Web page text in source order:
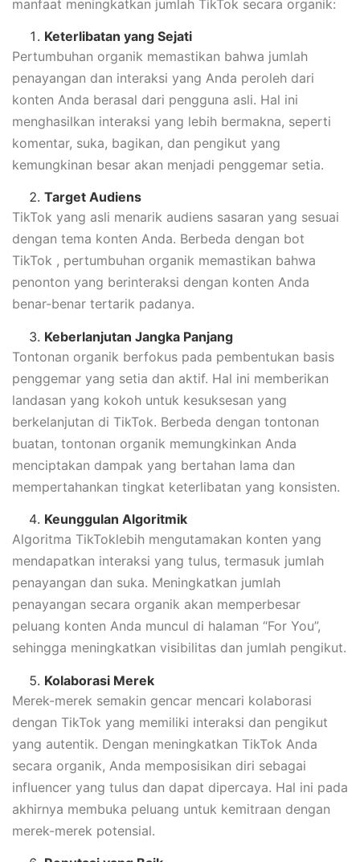
manfaat meningkatkan jumlah TikTok secara organik:
Keterlibatan yang Sejati
Pertumbuhan organik memastikan bahwa jumlah
penayangan dan interaksi yang Anda peroleh dari
konten Anda berasal dari pengguna asli. Hal ini
menghasilkan interaksi yang lebih bermakna, seperti
komentar, suka, bagikan, dan pengikut yang
kemungkinan besar akan menjadi penggemar setia.
Target Audiens
TikTok yang asli menarik audiens sasaran yang sesuai
dengan tema konten Anda. Berbeda dengan bot
TikTok , pertumbuhan organik memastikan bahwa
penonton yang berinteraksi dengan konten Anda
benar-benar tertarik padanya.
Keberlanjutan Jangka Panjang
Tontonan organik berfokus pada pembentukan basis
penggemar yang setia dan aktif. Hal ini memberikan
landasan yang kokoh untuk kesuksesan yang
berkelanjutan di TikTok. Berbeda dengan tontonan
buatan, tontonan organik memungkinkan Anda
menciptakan dampak yang bertahan lama dan
mempertahankan tingkat keterlibatan yang konsisten.
Keunggulan Algoritmik
Algoritma TikToklebih mengutamakan konten yang
mendapatkan interaksi yang tulus, termasuk jumlah
penayangan dan suka. Meningkatkan jumlah
penayangan secara organik akan memperbesar
peluang konten Anda muncul di halaman “For You”,
sehingga meningkatkan visibilitas dan jumlah pengikut.
Kolaborasi Merek
Merek-merek semakin gencar mencari kolaborasi
dengan TikTok yang memiliki interaksi dan pengikut
yang autentik. Dengan meningkatkan TikTok Anda
secara organik, Anda memposisikan diri sebagai
influencer yang tulus dan dapat dipercaya. Hal ini pada
akhirnya membuka peluang untuk kemitraan dengan
merek-merek potensial.